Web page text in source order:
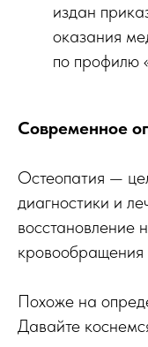
издан
оказания
по профилю
Современное
Остеопатия —
диагностики и
восстановление
кровообращения
Похоже на
Давайте